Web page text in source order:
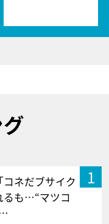
1
ネだブサイク
るも…“マツコ